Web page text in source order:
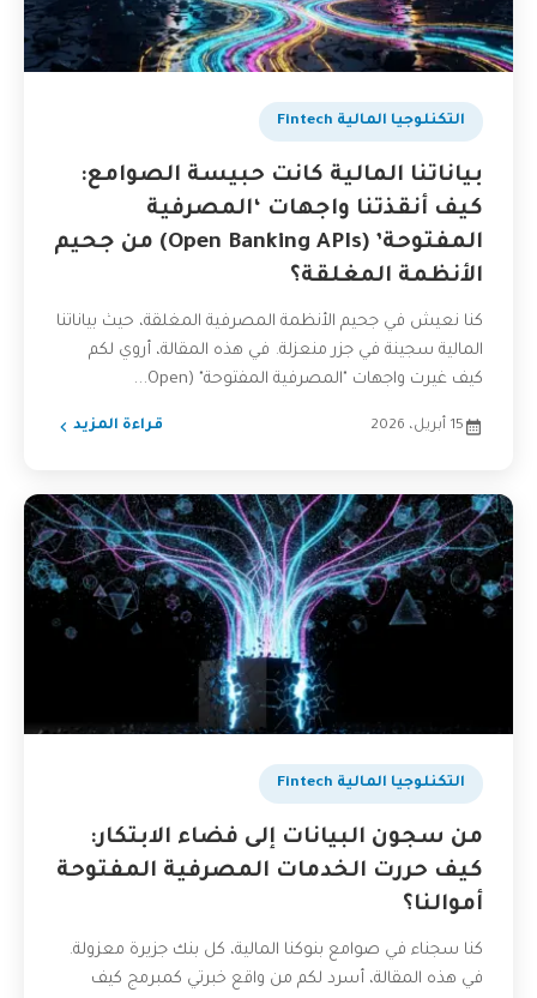
التكنلوجيا المالية Fintech
بياناتنا المالية كانت حبيسة الصوامع:
كيف أنقذتنا واجهات ‘المصرفية
المفتوحة’ (Open Banking APIs) من جحيم
الأنظمة المغلقة؟
كنا نعيش في جحيم الأنظمة المصرفية المغلقة، حيث بياناتنا
المالية سجينة في جزر منعزلة. في هذه المقالة، أروي لكم
كيف غيرت واجهات "المصرفية المفتوحة" (Open...
15 أبريل، 2026 قراءة المزيد
التكنلوجيا المالية Fintech
من سجون البيانات إلى فضاء الابتكار:
كيف حررت الخدمات المصرفية المفتوحة
أموالنا؟
كنا سجناء في صوامع بنوكنا المالية، كل بنك جزيرة معزولة.
في هذه المقالة، أسرد لكم من واقع خبرتي كمبرمج كيف